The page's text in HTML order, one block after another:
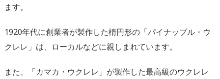
ます。
1920年代に創業者が製作した楕円形の「パイナップル・ウ
クレレ」は、ローカルなどに親しまれています。
また、「カマカ・ウクレレ」が製作した最高級のウクレレ